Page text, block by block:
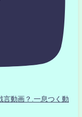
動画？.一息つく動